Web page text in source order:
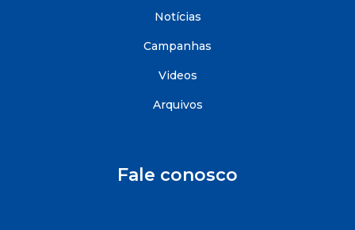
Notícias
Campanhas
Videos
Arquivos
Fale conosco